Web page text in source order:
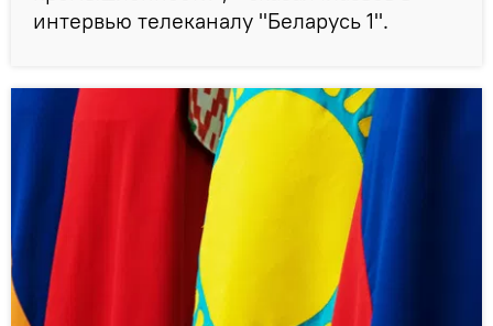
интервью телеканалу "Беларусь 1".